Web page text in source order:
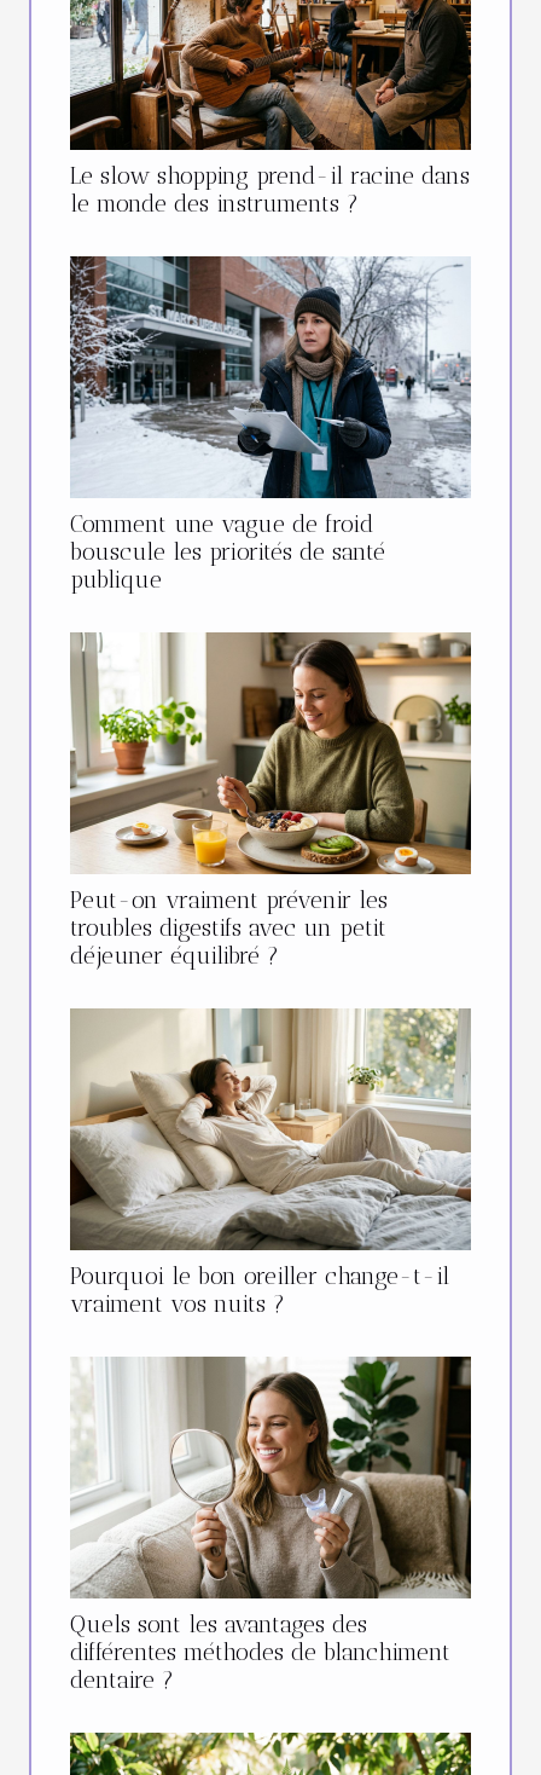
Le slow shopping prend-il racine dans
le monde des instruments ?
Comment une vague de froid
bouscule les priorités de santé
publique
Peut-on vraiment prévenir les
troubles digestifs avec un petit
déjeuner équilibré ?
Pourquoi le bon oreiller change-t-il
vraiment vos nuits ?
Quels sont les avantages des
différentes méthodes de blanchiment
dentaire ?